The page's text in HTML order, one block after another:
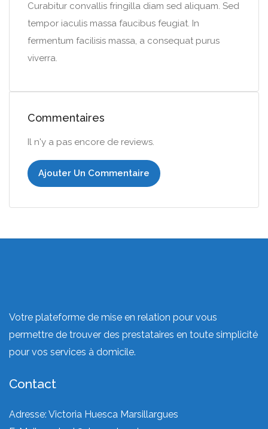
Curabitur convallis fringilla diam sed aliquam. Sed
tempor iaculis massa faucibus feugiat. In
fermentum facilisis massa, a consequat purus
viverra.
Commentaires
Il n'y a pas encore de reviews.
Ajouter Un Commentaire
Votre plateforme de mise en relation pour vous
permettre de trouver des prestataires en toute simplicité
pour vos services à domicile.
Contact
Adresse: Victoria Huesca Marsillargues